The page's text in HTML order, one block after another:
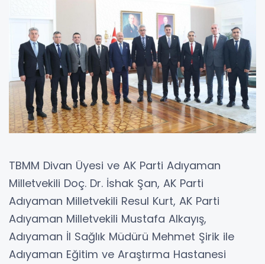
TBMM Divan Üyesi ve AK Parti Adıyaman
Milletvekili Doç. Dr. İshak Şan, AK Parti
Adıyaman Milletvekili Resul Kurt, AK Parti
Adıyaman Milletvekili Mustafa Alkayış,
Adıyaman İl Sağlık Müdürü Mehmet Şirik ile
Adıyaman Eğitim ve Araştırma Hastanesi